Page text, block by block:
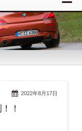
2022年8月17日
！